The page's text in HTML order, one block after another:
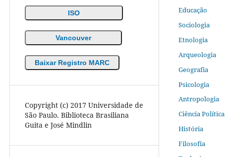
ISO
Vancouver
Baixar Registro MARC
Copyright (c) 2017 Universidade de
São Paulo. Biblioteca Brasiliana
Guita e José Mindlin
Educação
Sociologia
Etnologia
Arqueologia
Geografia
Psicologia
Antropologia
Ciência Política
História
Filosofia